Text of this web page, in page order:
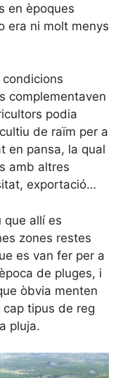
en èpoques
era ni molt menys
complementaven
podia
de raïm per a
en pansa, la qual
amb altres
exportació…
que allí es
zones restes
es van fer per a
de pluges, i
òbvia menten
tipus de reg
pluja.